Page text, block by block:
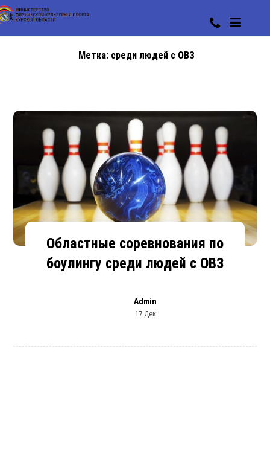
Метка: среди людей с ОВЗ
Областные соревнования по
боулингу среди людей с ОВЗ
Admin
17 Дек